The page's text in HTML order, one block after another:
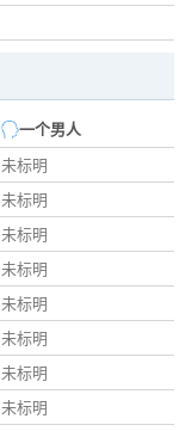
一个男人
未标明
未标明
未标明
未标明
未标明
未标明
未标明
未标明